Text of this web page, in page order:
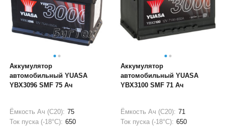
Аккумулятор
автомобильный YUASA
YBX3096 SMF 75 Ач
Ёмкость Ач (С20): 75
Ток пуска (-18°С): 650
Аккумулятор
автомобильный YUASA
YBX3100 SMF 71 Ач
Ёмкость Ач (С20): 71
Ток пуска (-18°С): 650